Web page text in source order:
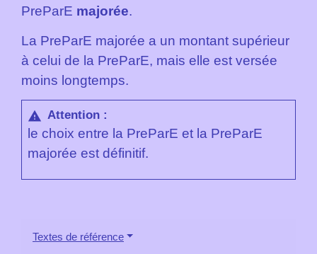
PreParE majorée.
La PreParE majorée a un montant supérieur
à celui de la PreParE, mais elle est versée
moins longtemps.
warning Attention :
le choix entre la PreParE et la PreParE
majorée est définitif.
Textes de référence